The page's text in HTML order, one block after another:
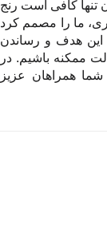
تنها کافی است رنج
ما را مصمم کرد
این هدف و رساندن
ممکنه باشیم. در
همراهان عزیز